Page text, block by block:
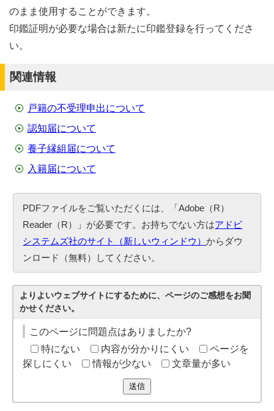
のまま使用することができます。
印鑑証明が必要な場合は新たに印鑑登録を行ってくださ
い。
関連情報
戸籍の不受理申出について
認知届について
養子縁組届について
入籍届について
PDFファイルをご覧いただくには、「Adobe（R）
Reader（R）」が必要です。お持ちでない方はアドビ
システムズ社のサイト（新しいウィンドウ）からダウ
ンロード（無料）してください。
よりよいウェブサイトにするために、ページのご感想をお聞
かせください。
このページに問題点はありましたか?
特にない
内容が分かりにくい
ページを
探しにくい
情報が少ない 文章量が多い
送信